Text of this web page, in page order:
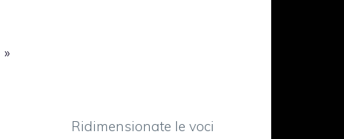
»
Ridimensionate le voci